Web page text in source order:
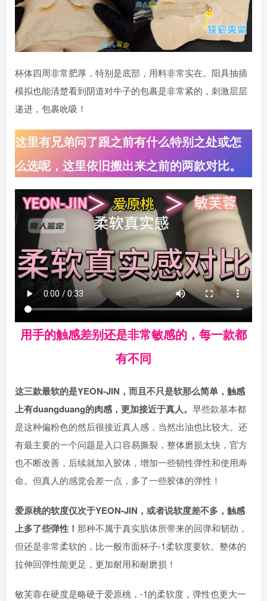
杯体四周非常肥厚，特别是底部，用料非常实在。阳具抽插
模拟也能清楚看到阴道对牛子的包裹是非常紧的，刺激层层
递进，包裹吮吸！
这里有兄弟问了跟之前有什么特别之处或怎
么选呢，这里依旧搬出来之前的两款对比。
用手的触感差别还是非常敏感的，每一款都
有不同
这三款最软的是YEON-JIN，而且不只是软那么简单，触感
上有duangduang的肉感，更加接近于真人。 早些款基本都
是这种偏粉色的然后很接近真人感，当然出油也比较大。还
有最主要的一个问题是入口容易撕裂，整体磨损太快，官方
也不断改善，后续就加入胶体，增加一些韧性弹性和使用寿
命。但真人的感觉会差一点，多了一些胶体的弹性！
爱原桃的软度仅次于YEON-JIN ，或者说软度差不多，触感
上多了些弹性！ 那种不属于真实肌体所带来的回弹和韧劲，
但还是非常柔软的，比一般市面杯子-1柔软度要软。整体的
拉伸回弹性能更足，更加耐用和耐磨损！
敏芙蓉在硬度是略硬于爱原桃，-1的柔软度，弹性也更大一